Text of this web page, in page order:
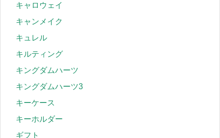
キャロウェイ
キャンメイク
キュレル
キルティング
キングダムハーツ
キングダムハーツ3
キーケース
キーホルダー
ギフト